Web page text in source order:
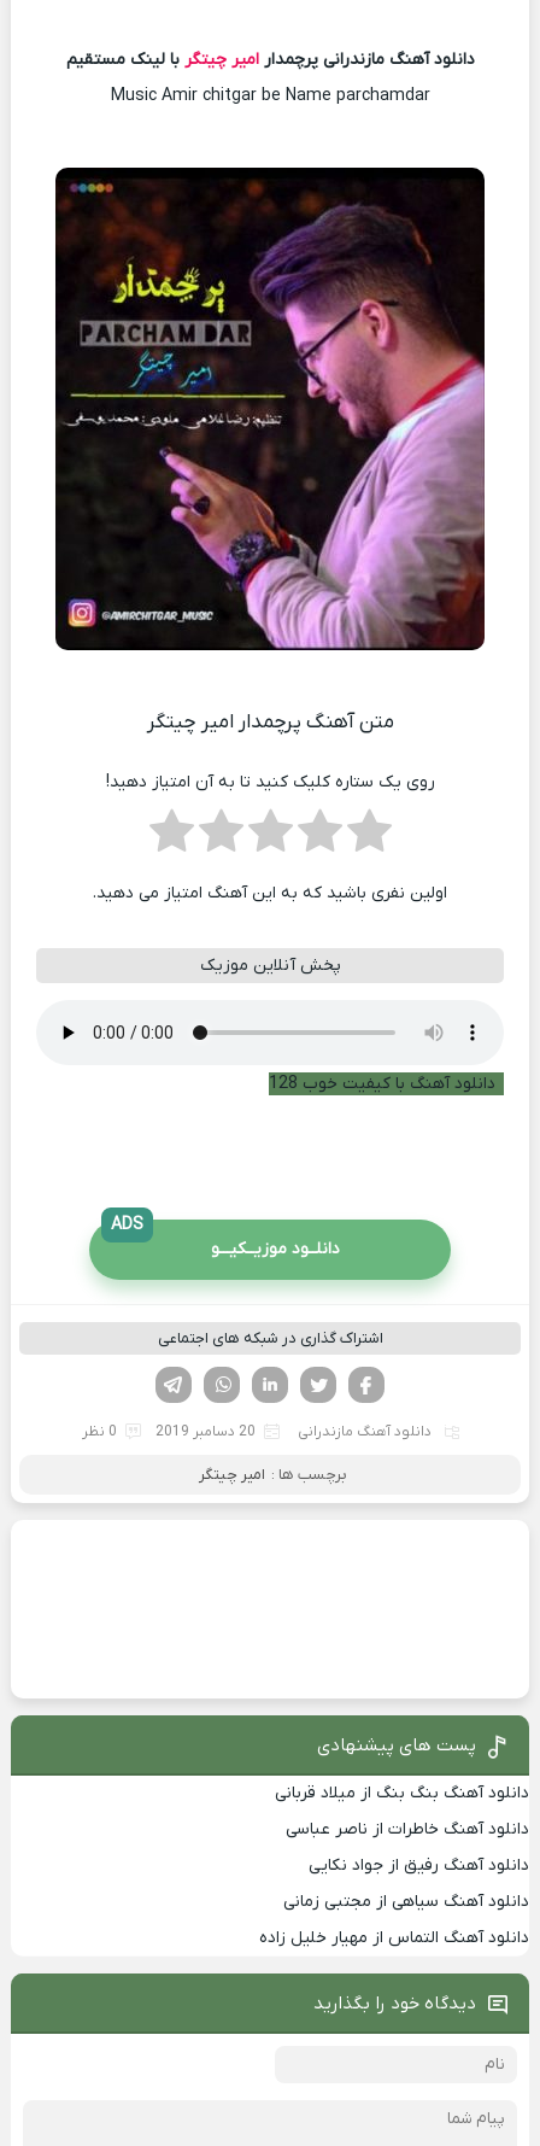
دانلود آهنگ مازندرانی پرچمدارامیر چیتگر با لینک مستقیم
Music Amir chitgar be Name parchamdar
متن آهنگ پرچمدار امیر چیتگر
روی یک ستاره کلیک کنید تا به آن امتیاز دهید!
اولین نفری باشید که به این آهنگ امتیاز می دهید.
پخش آنلاین موزیک
دانلود آهنگ با کیفیت خوب 128
دانلــود موزیــکیـــو
ADS
اشتراک گذاری در شبکه های اجتماعی
لینکدین تویتر
فیسوک
دانلود آهنگ مازندرانی 20 دسامبر 2019 0 نظر
برچسب ها : امیر چیتگر
پست های پیشنهادی
دانلود آهنگ بنگ بنگ از میلاد قربانی
دانلود آهنگ خاطرات از ناصر عباسی
دانلود آهنگ رفیق از جواد نکایی
دانلود آهنگ سیاهی از مجتبی زمانی
دانلود آهنگ التماس از مهیار خلیل زاده
دیدگاه خود را بگذارید